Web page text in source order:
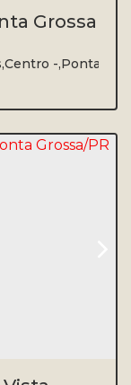
Grossa
,Centro ,Ponta